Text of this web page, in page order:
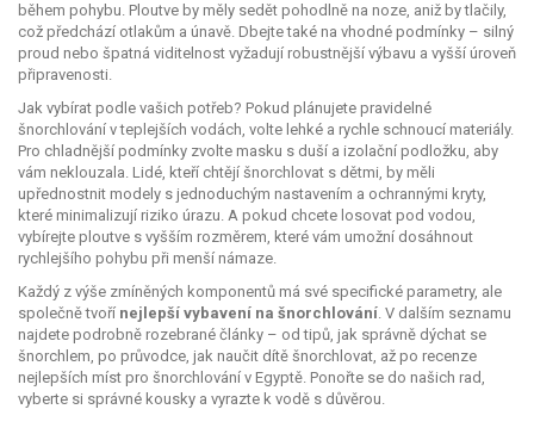
během pohybu. Ploutve by měly sedět pohodlně na noze, aniž by tlačily,
což předchází otlakům a únavě. Dbejte také na vhodné podmínky – silný
proud nebo špatná viditelnost vyžadují robustnější výbavu a vyšší úroveň
připravenosti.
Jak vybírat podle vašich potřeb? Pokud plánujete pravidelné
šnorchlování v teplejších vodách, volte lehké a rychle schnoucí materiály.
Pro chladnější podmínky zvolte masku s duší a izolační podložku, aby
vám neklouzala. Lidé, kteří chtějí šnorchlovat s dětmi, by měli
upřednostnit modely s jednoduchým nastavením a ochrannými kryty,
které minimalizují riziko úrazu. A pokud chcete losovat pod vodou,
vybírejte ploutve s vyšším rozměrem, které vám umožní dosáhnout
rychlejšího pohybu při menší námaze.
Každý z výše zmíněných komponentů má své specifické parametry, ale
společně tvoří nejlepší vybavení na šnorchlování. V dalším seznamu
najdete podrobně rozebrané články – od tipů, jak správně dýchat se
šnorchlem, po průvodce, jak naučit dítě šnorchlovat, až po recenze
nejlepších míst pro šnorchlování v Egyptě. Ponořte se do našich rad,
vyberte si správné kousky a vyrazte k vodě s důvěrou.